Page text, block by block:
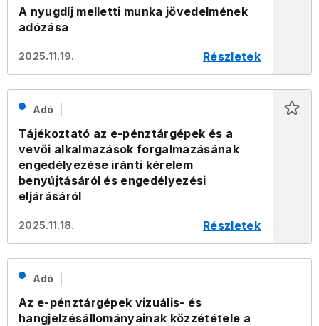
A nyugdíj melletti munka jövedelmének
adózása
2025.11.19. Részletek
Adó
Tájékoztató az e-pénztárgépek és a
vevői alkalmazások forgalmazásának
engedélyezése iránti kérelem
benyújtásáról és engedélyezési
eljárásáról
2025.11.18. Részletek
Adó
Az e-pénztárgépek vizuális- és
hangjelzésállományainak közzététele a